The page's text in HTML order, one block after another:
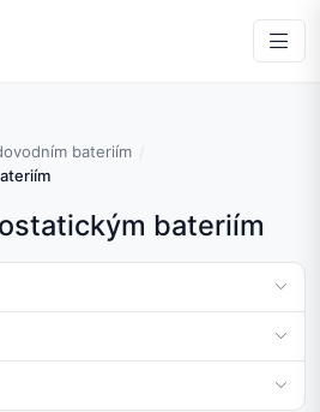
bateriím
bateriím